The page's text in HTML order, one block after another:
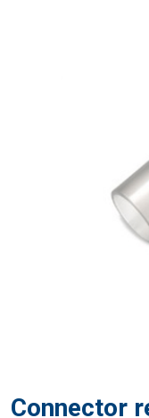
Connector